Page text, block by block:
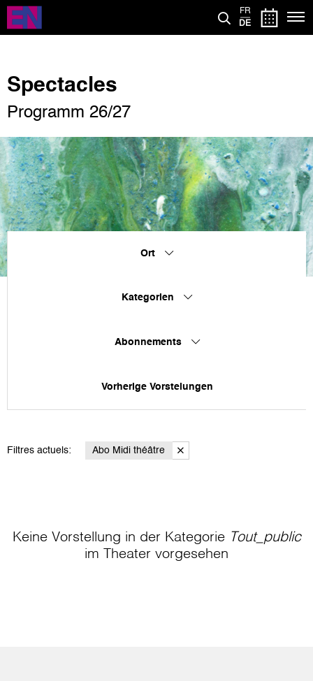
Direkt
zum
Inhalt
FR
DE
Spectacles
Programm 26/27
Ort
Kategorien
Abonnements
Vorherige Vorstelungen
Filtres actuels: Abo Midi théâtre
Keine Vorstellung in der Kategorie Tout_public
im Theater vorgesehen